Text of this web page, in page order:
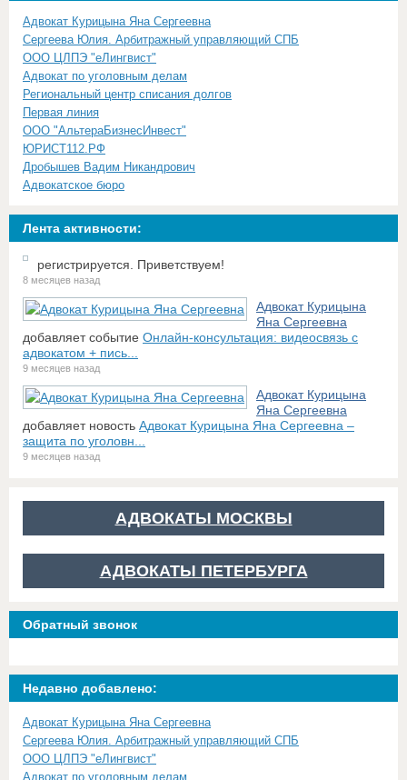
Адвокат Курицына Яна Сергеевна
Сергеева Юлия. Арбитражный управляющий СПБ
ООО ЦЛПЭ "еЛингвист"
Адвокат по уголовным делам
Региональный центр списания долгов
Первая линия
ООО "АльтераБизнесИнвест"
ЮРИСТ112.РФ
Дробышев Вадим Никандрович
Адвокатское бюро
Лента активности:
регистрируется. Приветствуем!
8 месяцев назад
Адвокат Курицына
Яна Сергеевна
добавляет событие Онлайн-консультация: видеосвязь с
адвокатом + пись...
9 месяцев назад
Адвокат Курицына
Яна Сергеевна
добавляет новость Адвокат Курицына Яна Сергеевна –
защита по уголовн...
9 месяцев назад
АДВОКАТЫ МОСКВЫ
АДВОКАТЫ ПЕТЕРБУРГА
Обратный звонок
Недавно добавлено:
Адвокат Курицына Яна Сергеевна
Сергеева Юлия. Арбитражный управляющий СПБ
ООО ЦЛПЭ "еЛингвист"
Адвокат по уголовным делам